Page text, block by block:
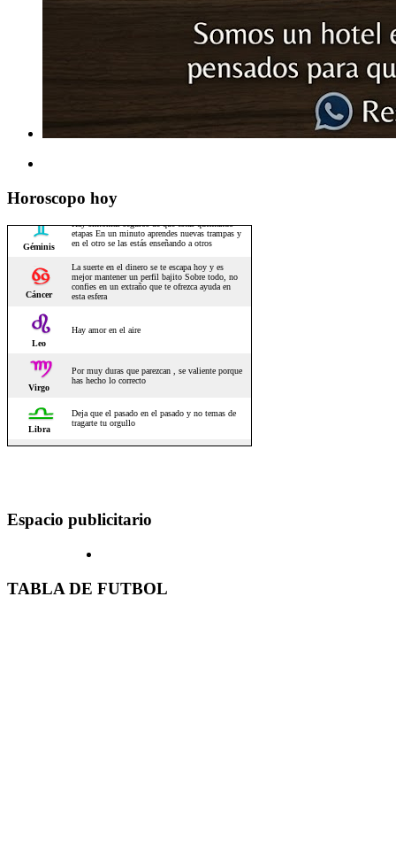
Horoscopo hoy
Espacio publicitario
TABLA DE FUTBOL